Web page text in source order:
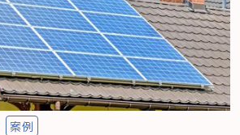
案例